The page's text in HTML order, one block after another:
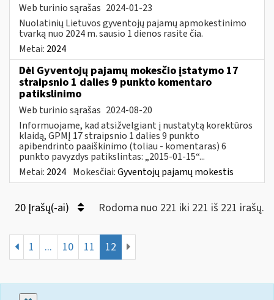
Web turinio sąrašas 2024-01-23
Nuolatinių Lietuvos gyventojų pajamų apmokestinimo
tvarką nuo 2024 m. sausio 1 dienos rasite čia.
Metai: 2024
Dėl Gyventojų pajamų mokesčio įstatymo 17
straipsnio 1 dalies 9 punkto komentaro
patikslinimo
Web turinio sąrašas 2024-08-20
Informuojame, kad atsižvelgiant į nustatytą korektūros
klaidą, GPMĮ 17 straipsnio 1 dalies 9 punkto
apibendrinto paaiškinimo (toliau - komentaras) 6
punkto pavyzdys patikslintas: „2015-01-15“...
Metai: 2024 Mokesčiai:Gyventojų pajamų mokestis
20 Įrašų(-ai) Rodoma nuo 221 iki 221 iš 221 irašų.
1 ... 10 11 12